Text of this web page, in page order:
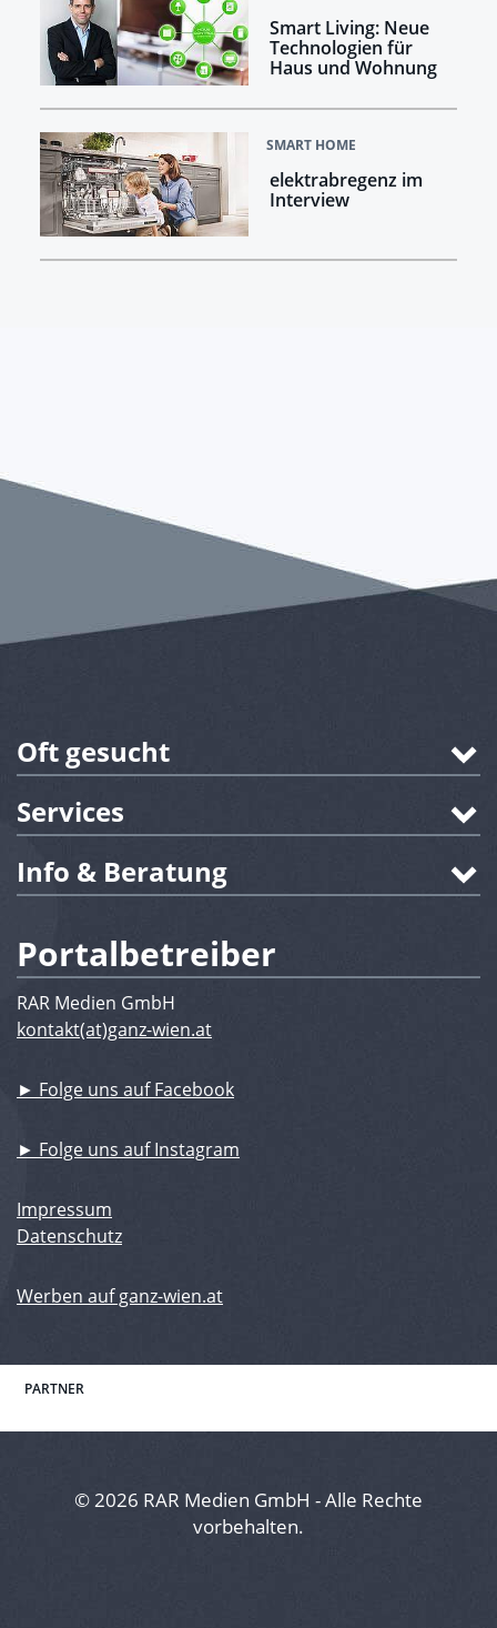
Smart Living: Neue
Technologien für
Haus und Wohnung
SMART HOME
elektrabregenz im
Interview
Oft gesucht
Services
Info & Beratung
Portalbetreiber
RAR Medien GmbH
kontakt(at)ganz-wien.at
► Folge uns auf Facebook
► Folge uns auf Instagram
Impressum
Datenschutz
Werben auf ganz-wien.at
PARTNER
© 2026 RAR Medien GmbH - Alle Rechte
vorbehalten.